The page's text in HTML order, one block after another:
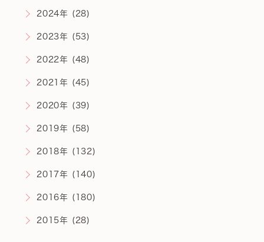
2024年 (28)
2023年 (53)
2022年 (48)
2021年 (45)
2020年 (39)
2019年 (58)
2018年 (132)
2017年 (140)
2016年 (180)
2015年 (28)